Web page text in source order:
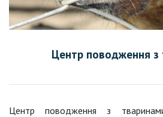
Центр поводження з
Центр поводження з